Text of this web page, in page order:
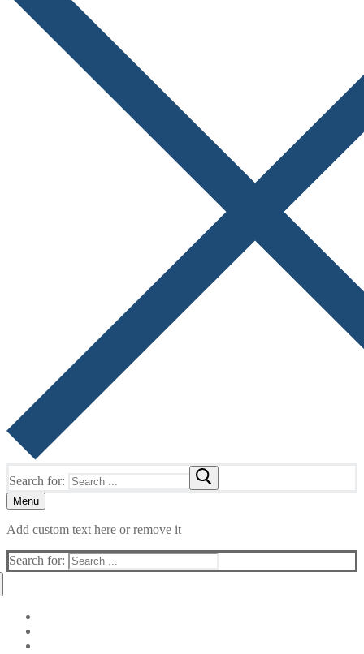
Search for:
Menu
Add custom text here or remove it
Search for: